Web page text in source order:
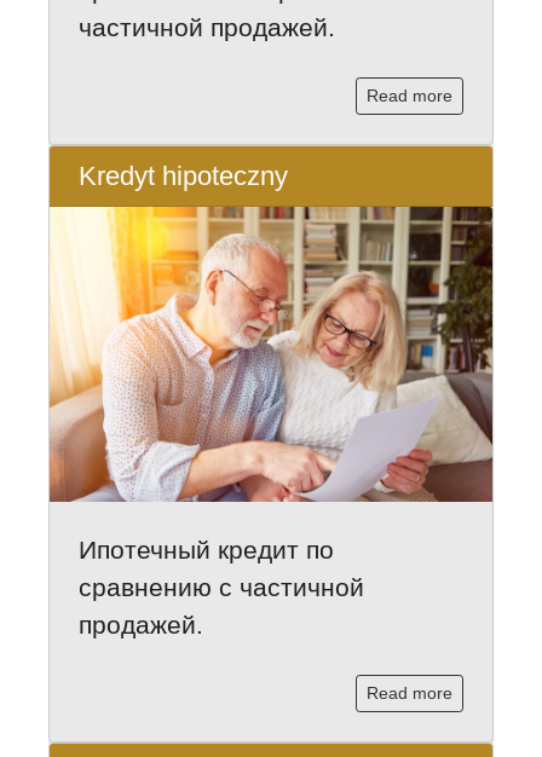
частичной продажей.
Read more
Kredyt hipoteczny
Ипотечный кредит по
сравнению с частичной
продажей.
Read more